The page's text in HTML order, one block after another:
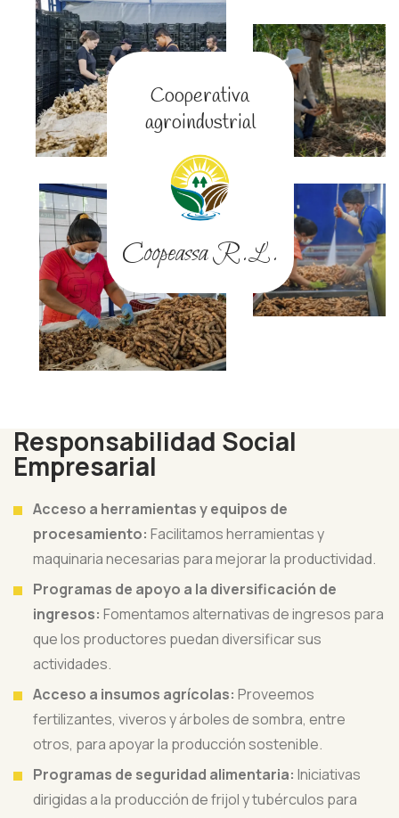
Cooperativa
agroindustrial
Coopeassa R.L.
Responsabilidad Social
Empresarial
Acceso a herramientas y equipos de
procesamiento: Facilitamos herramientas y
maquinaria necesarias para mejorar la productividad.
Programas de apoyo a la diversificación de
ingresos: Fomentamos alternativas de ingresos para
que los productores puedan diversificar sus
actividades.
Acceso a insumos agrícolas: Proveemos
fertilizantes, viveros y árboles de sombra, entre
otros, para apoyar la producción sostenible.
Programas de seguridad alimentaria: Iniciativas
dirigidas a la producción de frijol y tubérculos para